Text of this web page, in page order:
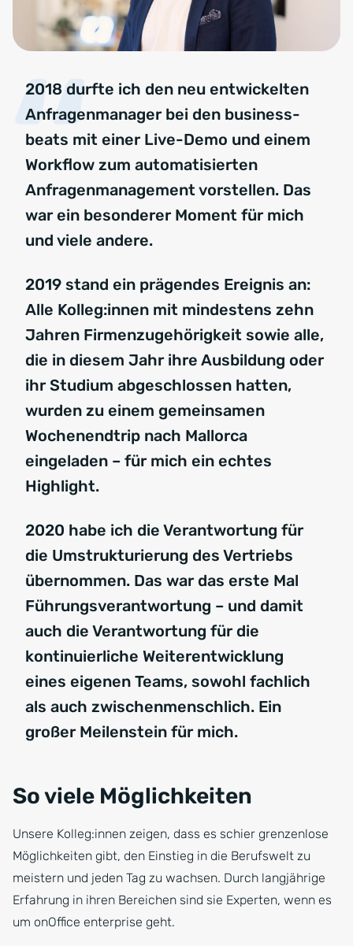
2018 durfte ich den neu entwickelten
Anfragenmanager bei den business-
beats mit einer Live-Demo und einem
Workflow zum automatisierten
Anfragenmanagement vorstellen. Das
war ein besonderer Moment für mich
und viele andere.
2019 stand ein prägendes Ereignis an:
Alle Kolleg:innen mit mindestens zehn
Jahren Firmenzugehörigkeit sowie alle,
die in diesem Jahr ihre Ausbildung oder
ihr Studium abgeschlossen hatten,
wurden zu einem gemeinsamen
Wochenendtrip nach Mallorca
eingeladen – für mich ein echtes
Highlight.
2020 habe ich die Verantwortung für
die Umstrukturierung des Vertriebs
übernommen. Das war das erste Mal
Führungsverantwortung – und damit
auch die Verantwortung für die
kontinuierliche Weiterentwicklung
eines eigenen Teams, sowohl fachlich
als auch zwischenmenschlich. Ein
großer Meilenstein für mich.
So viele Möglichkeiten
Unsere Kolleg:innen zeigen, dass es schier grenzenlose
Möglichkeiten gibt, den Einstieg in die Berufswelt zu
meistern und jeden Tag zu wachsen. Durch langjährige
Erfahrung in ihren Bereichen sind sie Experten, wenn es
um onOffice enterprise geht.